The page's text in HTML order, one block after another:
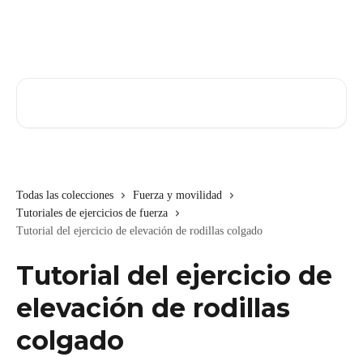
Todas las colecciones
Fuerza y movilidad
Tutoriales de ejercicios de fuerza
Tutorial del ejercicio de elevación de rodillas colgado
Tutorial del ejercicio de
elevación de rodillas
colgado